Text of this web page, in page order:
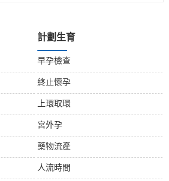
計劃生育
早孕檢查
終止懷孕
上環取環
宮外孕
藥物流產
人流時間